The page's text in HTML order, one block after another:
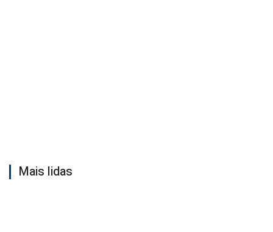
Mais lidas